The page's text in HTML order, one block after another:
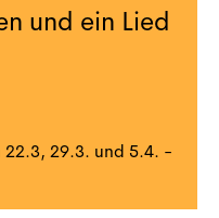
und ein Lied
22.3, 29.3. und 5.4. -